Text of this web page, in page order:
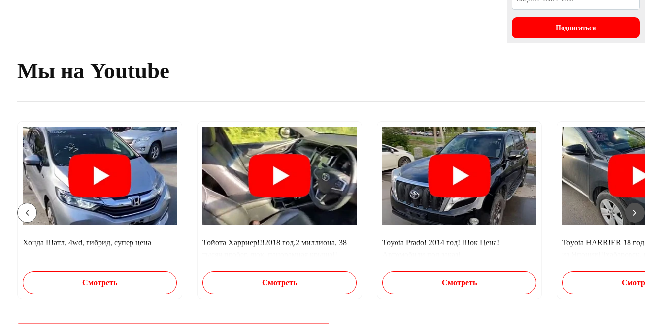
Подписаться
Мы на Youtube
Хонда Шатл, 4wd, гибрид, супер цена
Смотреть
Тойота Харриер!!!2018 год,2 миллиона, 38
Смотреть
Toyota Prado! 2014 год! Шок Цена!
Смотреть
Toyota HARRIER 18 год,
Смотреть